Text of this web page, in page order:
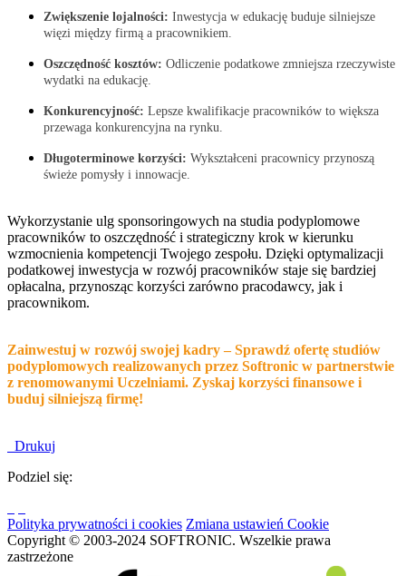
Zwiększenie lojalności: Inwestycja w edukację buduje silniejsze
więzi między firmą a pracownikiem.
Oszczędność kosztów: Odliczenie podatkowe zmniejsza rzeczywiste
wydatki na edukację.
Konkurencyjność: Lepsze kwalifikacje pracowników to większa
przewaga konkurencyjna na rynku.
Długoterminowe korzyści: Wykształceni pracownicy przynoszą
świeże pomysły i innowacje.
Wykorzystanie ulg sponsoringowych na studia podyplomowe
pracowników to oszczędność i strategiczny krok w kierunku
wzmocnienia kompetencji Twojego zespołu. Dzięki optymalizacji
podatkowej inwestycja w rozwój pracowników staje się bardziej
opłacalna, przynosząc korzyści zarówno pracodawcy, jak i
pracownikom.
Zainwestuj w rozwój swojej kadry – Sprawdź ofertę studiów
podyplomowych realizowanych przez Softronic w partnerstwie
z renomowanymi Uczelniami. Zyskaj korzyści finansowe i
buduj silniejszą firmę!
Drukuj
Podziel się:
Polityka prywatności i cookies Zmiana ustawień Cookie
Copyright © 2003-2024 SOFTRONIC. Wszelkie prawa
zastrzeżone